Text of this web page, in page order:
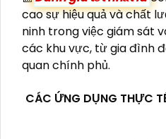
cao sự hiệu quả và chất
ninh trong việc giám sát
các khu vực, từ gia đình
quan chính phủ.
CÁC ỨNG DỤNG THỰC